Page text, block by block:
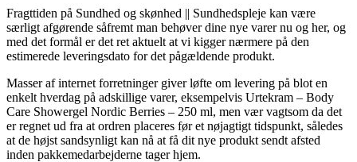
Fragttiden på Sundhed og skønhed || Sundhedspleje kan være
særligt afgørende såfremt man behøver dine nye varer nu og her, og
med det formål er det ret aktuelt at vi kigger nærmere på den
estimerede leveringsdato for det pågældende produkt.
Masser af internet forretninger giver løfte om levering på blot en
enkelt hverdag på adskillige varer, eksempelvis Urtekram – Body
Care Showergel Nordic Berries – 250 ml, men vær vagtsom da det
er regnet ud fra at ordren placeres før et nøjagtigt tidspunkt, således
at de højst sandsynligt kan nå at få dit nye produkt sendt afsted
inden pakkemedarbejderne tager hjem.